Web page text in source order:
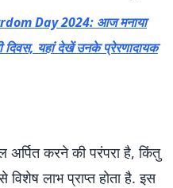
Day 2024: आज मनाया
दिवस, यहां देखें उनके प्रेरणादायक
अर्पित करने की परंपरा है, किंतु
लाभ प्राप्त होता है. इस